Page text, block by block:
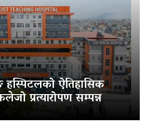
हस्पिटलको ऐतिहासिक
प्रत्यारोपण सम्पन्न